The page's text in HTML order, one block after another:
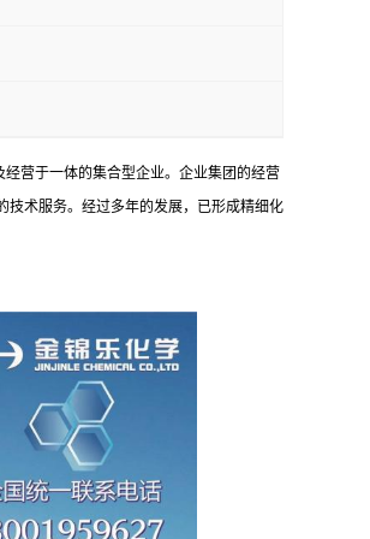
营于一体的集合型企业。企业集团的经营
技术服务。经过多年的发展，已形成精细化